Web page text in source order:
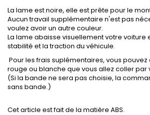
La lame est noire, elle est prête pour le
Aucun travail supplémentaire n'est pas
voulez avoir un autre couleur.
La lame abaisse visuellement votre voiture
stabilité et la traction du véhicule.
Pour les frais suplémentaires, vous
rouge ou blanche que vous allez coller par
(Si la bande ne sera pas choisie, la
sans bande.)
Cet article est fait de la matière ABS.